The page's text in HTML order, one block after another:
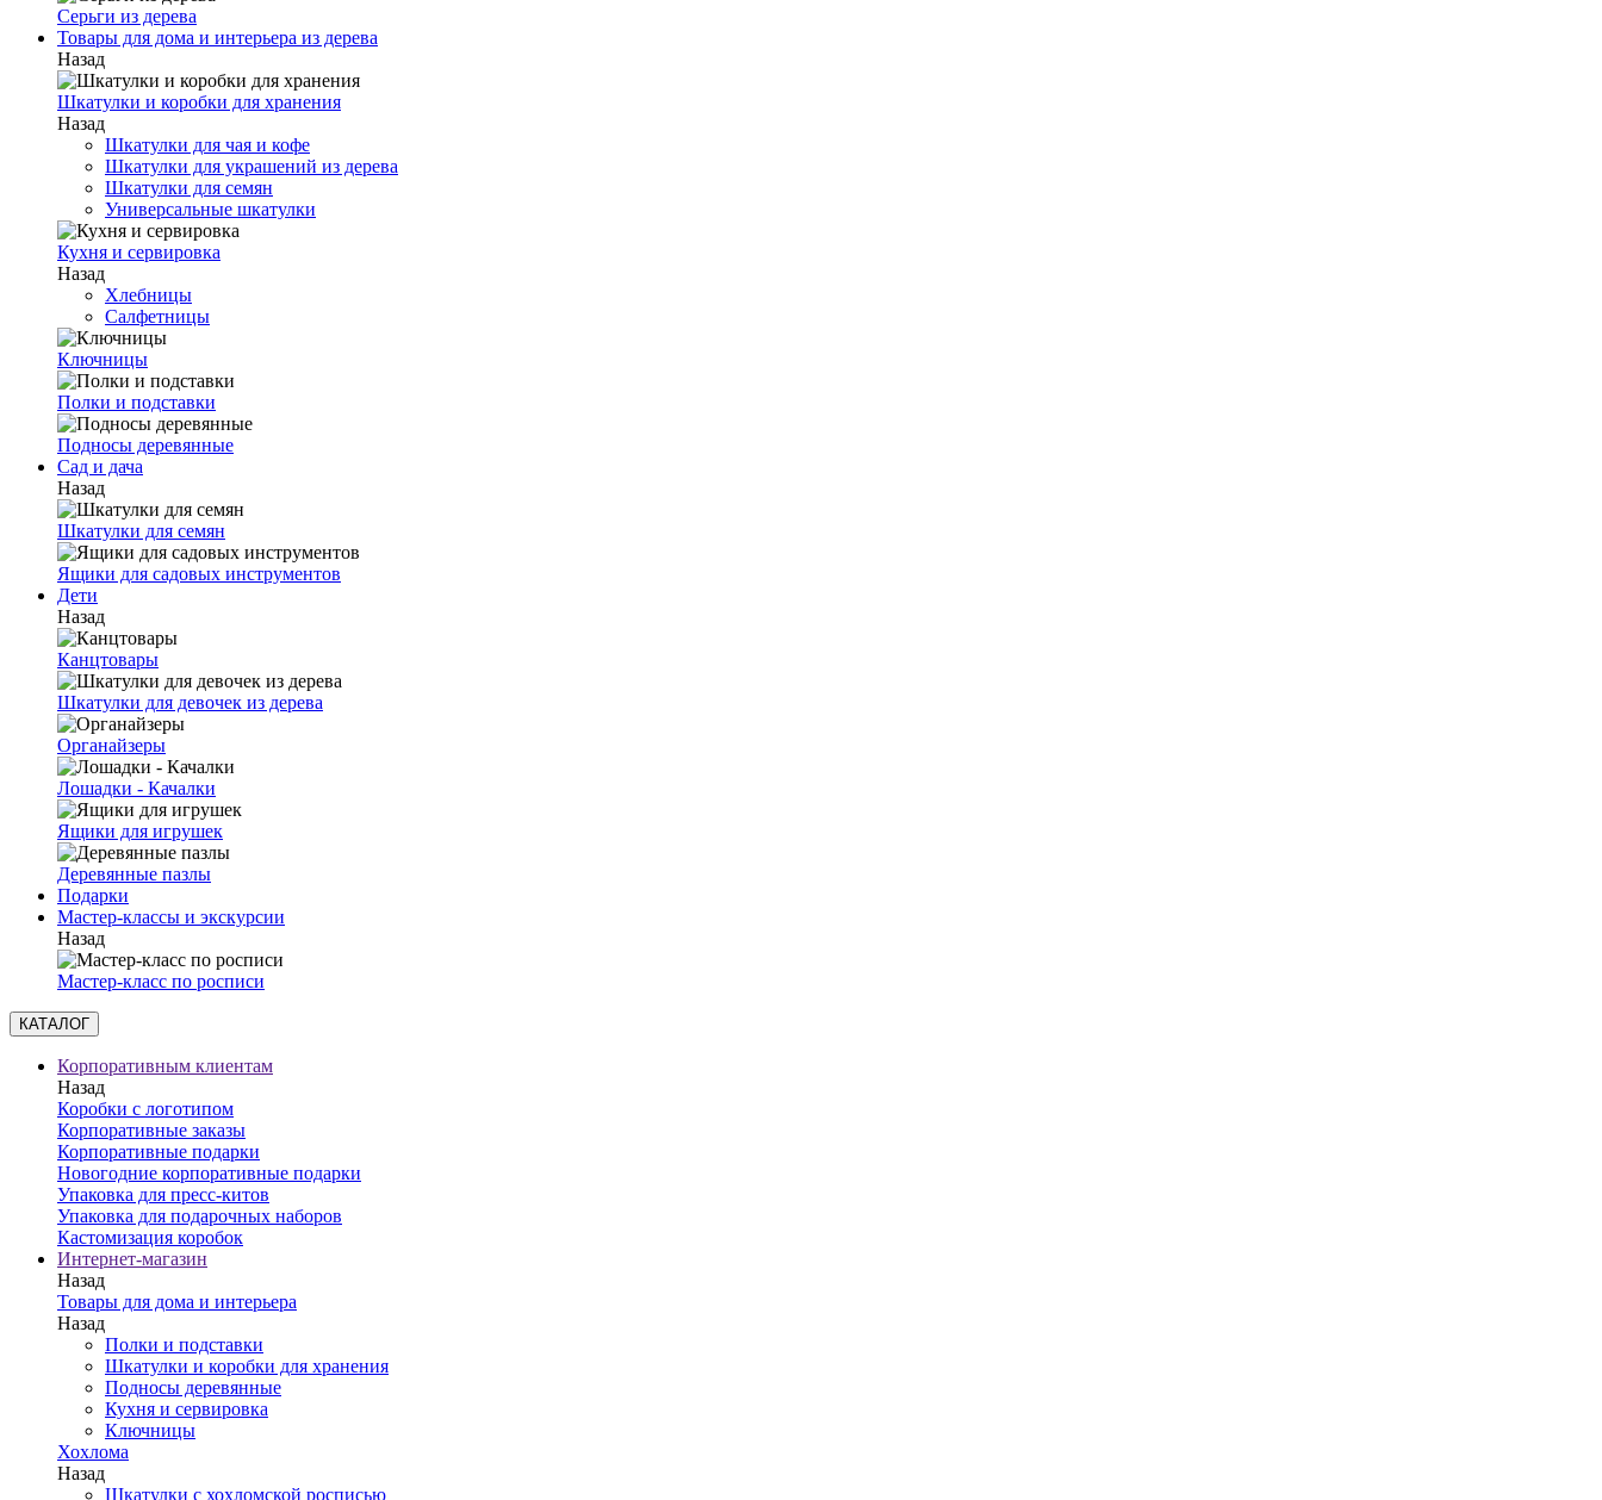
Серьги из дерева
Товары для дома и интерьера из дерева
Назад
Шкатулки и коробки для хранения
Назад
Шкатулки для чая и кофе
Шкатулки для украшений из дерева
Шкатулки для семян
Универсальные шкатулки
Кухня и сервировка
Назад
Хлебницы
Салфетницы
Ключницы
Полки и подставки
Подносы деревянные
Сад и дача
Назад
Шкатулки для семян
Ящики для садовых инструментов
Дети
Назад
Канцтовары
Шкатулки для девочек из дерева
Органайзеры
Лошадки - Качалки
Ящики для игрушек
Деревянные пазлы
Подарки
Мастер-классы и экскурсии
Назад
Мастер-класс по росписи
КАТАЛОГ
Корпоративным клиентам
Назад
Коробки с логотипом
Корпоративные заказы
Корпоративные подарки
Новогодние корпоративные подарки
Упаковка для пресс-китов
Упаковка для подарочных наборов
Кастомизация коробок
Интернет-магазин
Назад
Товары для дома и интерьера
Назад
Полки и подставки
Шкатулки и коробки для хранения
Подносы деревянные
Кухня и сервировка
Ключницы
Хохлома
Назад
Шкатулки с хохломской росписью